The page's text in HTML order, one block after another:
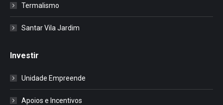
Termalismo
Santar Vila Jardim
Investir
Unidade Empreende
Apoios e Incentivos